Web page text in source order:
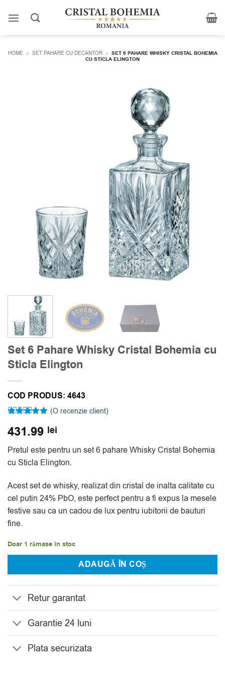
HOME » SET PAHARE CU DECANTOR » SET 6 PAHARE WHISKY CRISTAL BOHEMIA
CU STICLA ELINGTON
Set 6 Pahare Whisky Cristal Bohemia cu
Sticla Elington
COD PRODUS: 4643
5 din 5 pe
singure
(O recenzie client)
431.99 lei
Pretul este pentru un set 6 pahare Whisky Cristal Bohemia
cu Sticla Elington.
Acest set de whisky, realizat din cristal de inalta calitate cu
cel putin 24% PbO, este perfect pentru a fi expus la mesele
festive sau ca un cadou de lux pentru iubitorii de bauturi
fine.
Doar 1 rămase în stoc
ADAUGĂ ÎN COȘ
Retur garantat
Garantie 24 luni
Plata securizata